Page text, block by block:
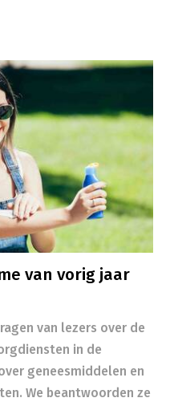
van vorig jaar
van lezers over de
in de
geneesmiddelen en
We beantwoorden ze